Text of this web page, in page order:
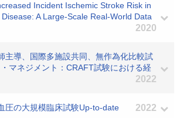
Incident Ischemic Stroke Risk in
A Large-Scale Real-World Data
2020
主導、国際多施設共同、無作為化比較試
マネジメント：CRAFT試験における経
2022
圧の大規模臨床試験Up-to-date 2022